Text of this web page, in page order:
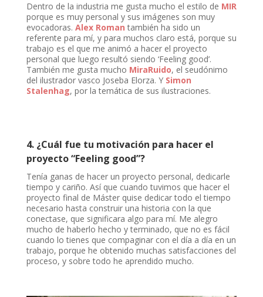
Dentro de la industria me gusta mucho el estilo de MIR
porque es muy personal y sus imágenes son muy
evocadoras. Alex Roman también ha sido un
referente para mí, y para muchos claro está, porque su
trabajo es el que me animó a hacer el proyecto
personal que luego resultó siendo ‘Feeling good’.
También me gusta mucho MiraRuido, el seudónimo
del ilustrador vasco Joseba Elorza. Y Simon
Stalenhag, por la temática de sus ilustraciones.
4. ¿Cuál fue tu motivación para hacer el
proyecto “Feeling good”?
Tenía ganas de hacer un proyecto personal, dedicarle
tiempo y cariño. Así que cuando tuvimos que hacer el
proyecto final de Máster quise dedicar todo el tiempo
necesario hasta construir una historia con la que
conectase, que significara algo para mí. Me alegro
mucho de haberlo hecho y terminado, que no es fácil
cuando lo tienes que compaginar con el día a día en un
trabajo, porque he obtenido muchas satisfacciones del
proceso, y sobre todo he aprendido mucho.